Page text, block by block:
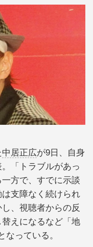
中居正広が9日、自身
「トラブルがあっ
方で、すでに示談
支障なく続けられ
、視聴者からの反
えになるなど「地
なっている。